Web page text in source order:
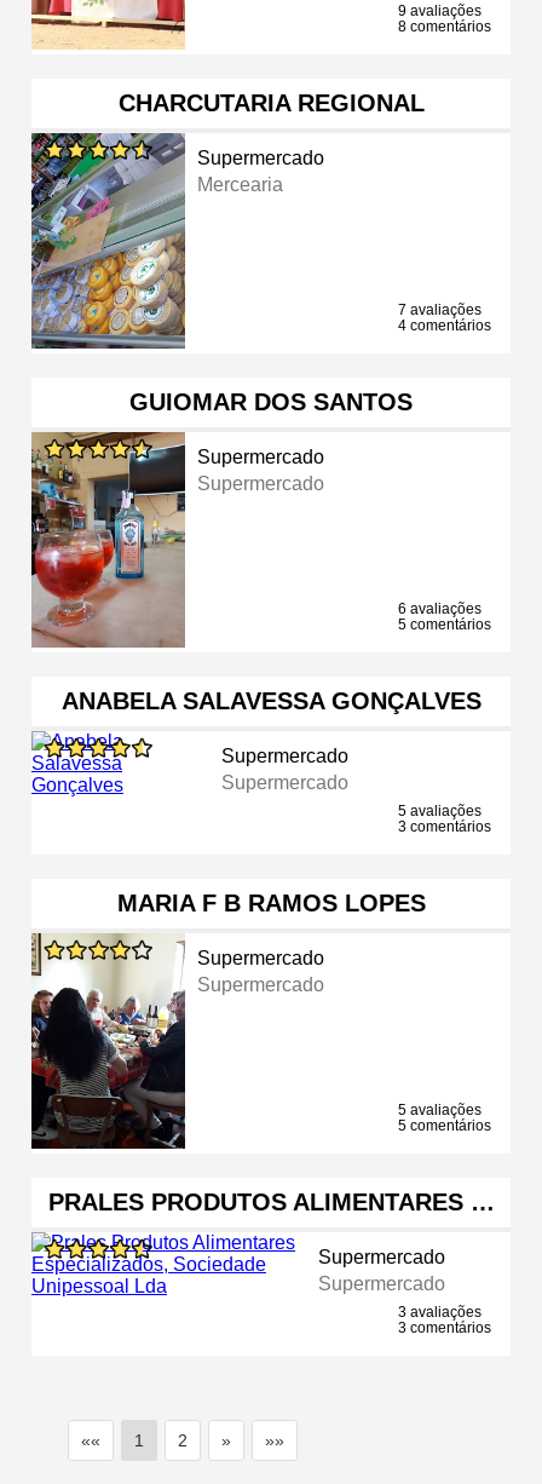
9 avaliações
8 comentários
CHARCUTARIA REGIONAL
Supermercado
Mercearia
7 avaliações
4 comentários
GUIOMAR DOS SANTOS
Supermercado
Supermercado
6 avaliações
5 comentários
ANABELA SALAVESSA GONÇALVES
Supermercado
Supermercado
5 avaliações
3 comentários
MARIA F B RAMOS LOPES
Supermercado
Supermercado
5 avaliações
5 comentários
PRALES PRODUTOS ALIMENTARES …
Supermercado
Supermercado
3 avaliações
3 comentários
«« 1 2 » »»